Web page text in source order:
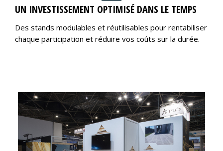
UN INVESTISSEMENT OPTIMISÉ DANS LE TEMPS
Des stands modulables et réutilisables pour rentabiliser
chaque participation et réduire vos coûts sur la durée.